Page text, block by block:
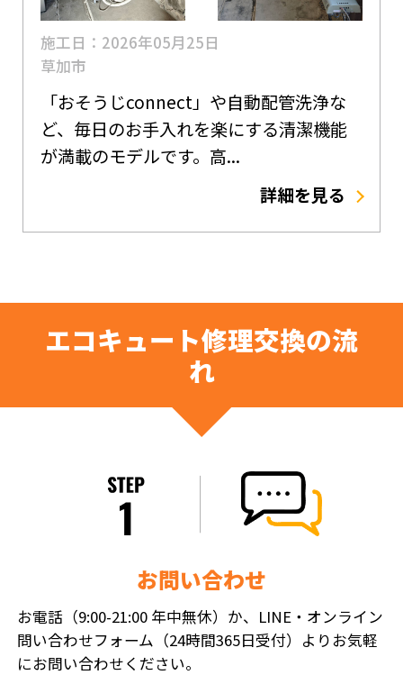
施工日：2026年05月25日
草加市
「おそうじconnect」や自動配管洗浄な
ど、毎日のお手入れを楽にする清潔機能
が満載のモデルです。高...
詳細を見る
エコキュート修理交換の流
れ
お問い合わせ
お電話（9:00-21:00 年中無休）か、LINE・オンライン
問い合わせフォーム（24時間365日受付）よりお気軽
にお問い合わせください。